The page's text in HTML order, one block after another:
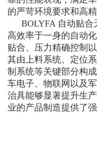
的严苛环境要求和高精
BOLYFA 自动贴合
高效率于一身的自动
贴合、压力精确控制
其由上料系统、定位
制系统等关键部分构
车电子、物联网以及
治具能够显著提升生
业的产品制造提供了